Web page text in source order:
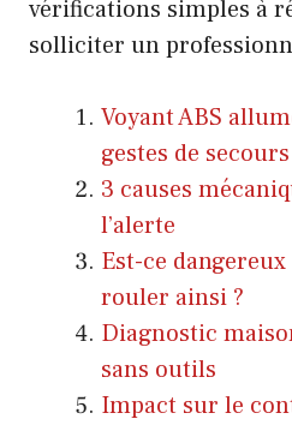
vérifications simples à
solliciter un
Voyant ABS
gestes de secours
3 causes
l’alerte
Est-ce
rouler ainsi ?
Diagnostic
sans outils
Impact sur le